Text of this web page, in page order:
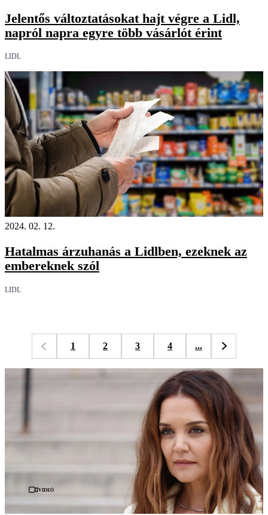
Jelentős változtatásokat hajt végre a Lidl,
napról napra egyre több vásárlót érint
LIDL
2024. 02. 12.
Hatalmas árzuhanás a Lidlben, ezeknek az
embereknek szól
LIDL
1 2 3 4 ...
Videó